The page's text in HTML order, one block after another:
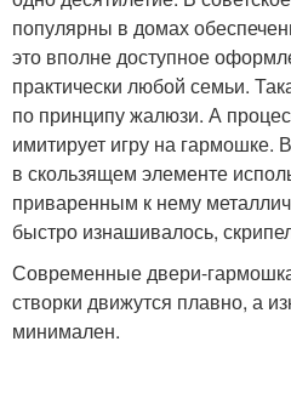
популярны в домах
это вполне доступное
практически любой семьи.
по принципу жалюзи. А
имитирует игру на гармошке.
в скользящем элементе
приваренным к нему
быстро изнашивалось,
Современные двери-
створки движутся плавно, а
минимален.